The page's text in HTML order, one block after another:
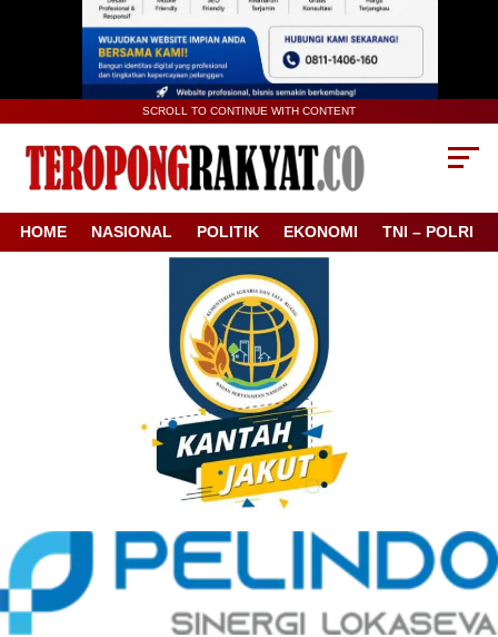
SCROLL TO CONTINUE WITH CONTENT
HOME NASIONAL POLITIK EKONOMI TNI – POLRI